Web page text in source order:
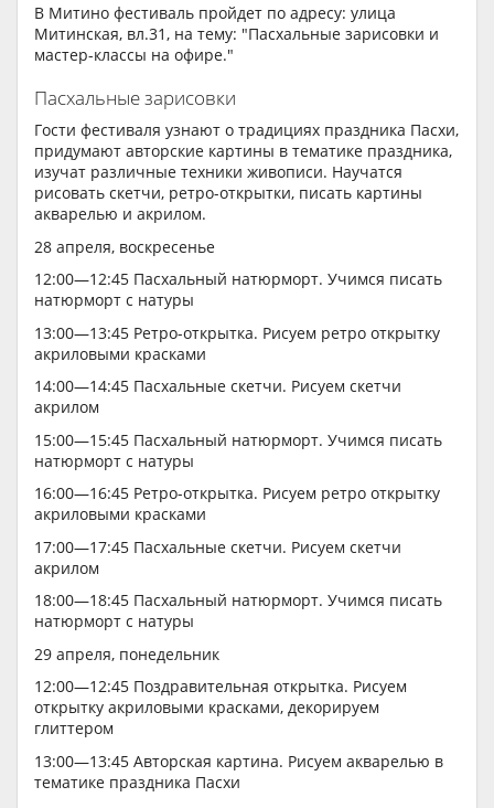
В Митино фестиваль пройдет по адресу: улица
Митинская, вл.31, на тему: "Пасхальные зарисовки и
мастер-классы на офире."
Пасхальные зарисовки
Гости фестиваля узнают о традициях праздника Пасхи,
придумают авторские картины в тематике праздника,
изучат различные техники живописи. Научатся
рисовать скетчи, ретро-открытки, писать картины
акварелью и акрилом.
28 апреля, воскресенье
12:00—12:45 Пасхальный натюрморт. Учимся писать
натюрморт с натуры
13:00—13:45 Ретро-открытка. Рисуем ретро открытку
акриловыми красками
14:00—14:45 Пасхальные скетчи. Рисуем скетчи
акрилом
15:00—15:45 Пасхальный натюрморт. Учимся писать
натюрморт с натуры
16:00—16:45 Ретро-открытка. Рисуем ретро открытку
акриловыми красками
17:00—17:45 Пасхальные скетчи. Рисуем скетчи
акрилом
18:00—18:45 Пасхальный натюрморт. Учимся писать
натюрморт с натуры
29 апреля, понедельник
12:00—12:45 Поздравительная открытка. Рисуем
открытку акриловыми красками, декорируем
глиттером
13:00—13:45 Авторская картина. Рисуем акварелью в
тематике праздника Пасхи